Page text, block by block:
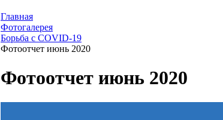
Главная
Фотогалерея
Борьба с COVID-19
Фотоотчет июнь 2020
Фотоотчет июнь 2020